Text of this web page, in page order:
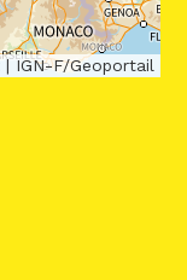
|IGN-F/Geoportail